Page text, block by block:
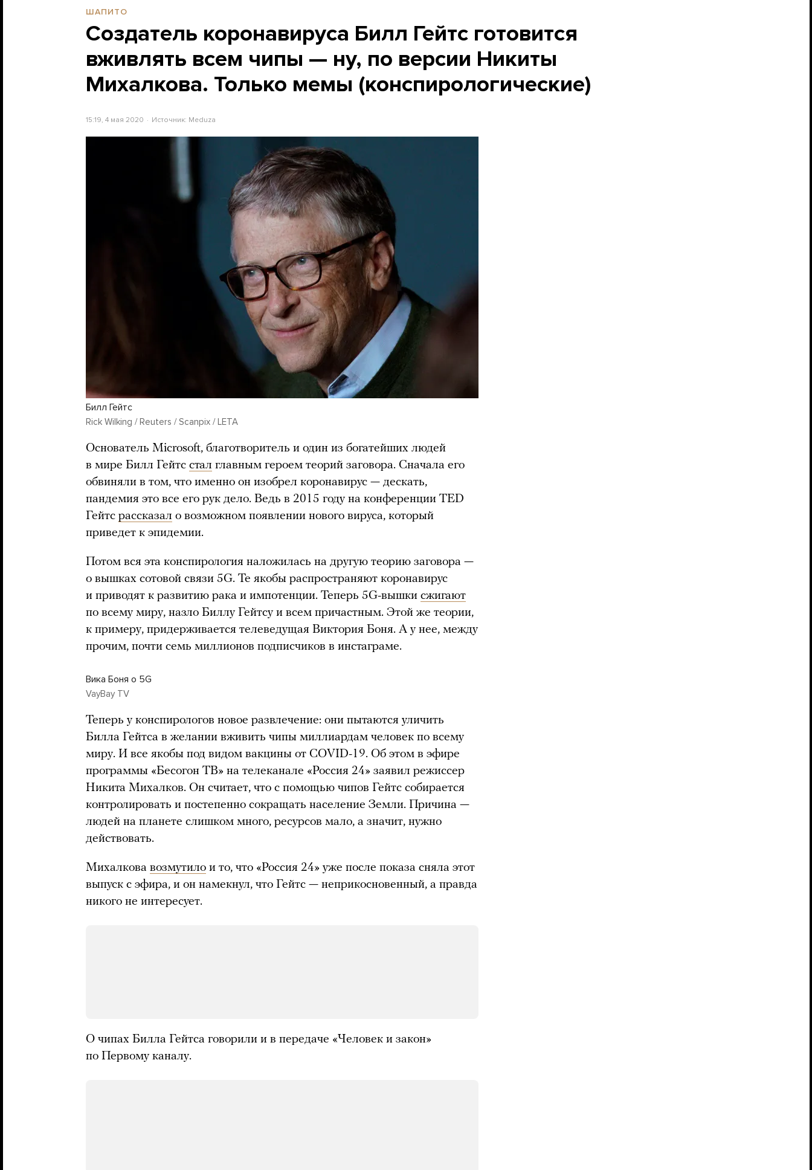
ШАПИТО
Создатель коронавируса Билл Гейтс готовится
вживлять всем чипы — ну, по версии Никиты
Михалкова. Только мемы (конспирологические)
15:19, 4 мая 2020 Источник: Meduza
Билл Гейтс
Rick Wilking / Reuters / Scanpix / LETA
Основатель Microsoft, благотворитель и один из богатейших людей
в мире Билл Гейтс стал главным героем теорий заговора. Сначала его
обвиняли в том, что именно он изобрел коронавирус — дескать,
пандемия это все его рук дело. Ведь в 2015 году на конференции TED
Гейтс рассказал о возможном появлении нового вируса, который
приведет к эпидемии.
Потом вся эта конспирология наложилась на другую теорию заговора —
о вышках сотовой связи 5G. Те якобы распространяют коронавирус
и приводят к развитию рака и импотенции. Теперь 5G-вышки сжигают
по всему миру, назло Биллу Гейтсу и всем причастным. Этой же теории,
к примеру, придерживается телеведущая Виктория Боня. А у нее, между
прочим, почти семь миллионов подписчиков в инстаграме.
Вика Боня о 5G
VayBay TV
Теперь у конспирологов новое развлечение: они пытаются уличить
Билла Гейтса в желании вживить чипы миллиардам человек по всему
миру. И все якобы под видом вакцины от COVID-19. Об этом в эфире
программы «Бесогон ТВ» на телеканале «Россия 24» заявил режиссер
Никита Михалков. Он считает, что с помощью чипов Гейтс собирается
контролировать и постепенно сокращать население Земли. Причина —
людей на планете слишком много, ресурсов мало, а значит, нужно
действовать.
Михалкова возмутило и то, что «Россия 24» уже после показа сняла этот
выпуск с эфира, и он намекнул, что Гейтс — неприкосновенный, а правда
никого не интересует.
О чипах Билла Гейтса говорили и в передаче «Человек и закон»
по Первому каналу.